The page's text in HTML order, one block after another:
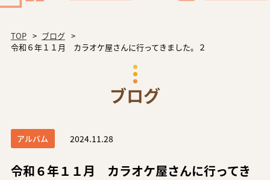
TOP
ブログ
令和６年１１月 カラオケ屋さんに行ってきました。２
ブログ
アルバム 2024.11.28
令和６年１１月 カラオケ屋さんに行ってき